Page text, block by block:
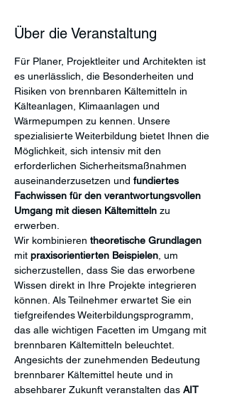
Über die Veranstaltung
Für Planer, Projektleiter und Architekten ist
es unerlässlich, die Besonderheiten und
Risiken von brennbaren Kältemitteln in
Kälteanlagen, Klimaanlagen und
Wärmepumpen zu kennen. Unsere
spezialisierte Weiterbildung bietet Ihnen die
Möglichkeit, sich intensiv mit den
erforderlichen Sicherheitsmaßnahmen
auseinanderzusetzen und fundiertes
Fachwissen für den verantwortungsvollen
Umgang mit diesen Kältemitteln zu
erwerben.
Wir kombinieren theoretische Grundlagen
mit praxisorientierten Beispielen , um
sicherzustellen, dass Sie das erworbene
Wissen direkt in Ihre Projekte integrieren
können. Als Teilnehmer erwartet Sie ein
tiefgreifendes Weiterbildungsprogramm,
das alle wichtigen Facetten im Umgang mit
brennbaren Kältemitteln beleuchtet.
Angesichts der zunehmenden Bedeutung
brennbarer Kältemittel heute und in
absehbarer Zukunft veranstalten das AIT